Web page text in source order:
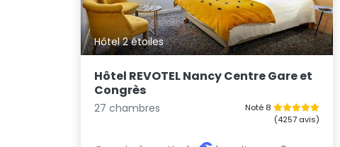
Hôtel 2 étoiles
Hôtel REVOTEL Nancy Centre Gare et
Congrès
27 chambres
Noté 8
(4257 avis)